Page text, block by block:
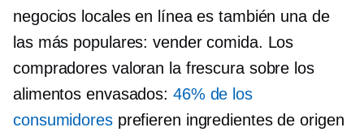
negocios locales en línea es también una de
las más populares: vender comida. Los
compradores valoran la frescura sobre los
alimentos envasados: 46% de los
consumidoresprefieren ingredientes de origen